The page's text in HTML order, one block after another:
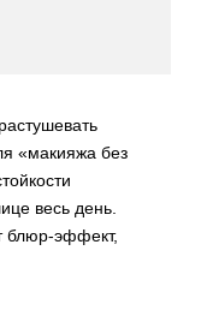
«макияжа без
весь день.
блюр-эффект,